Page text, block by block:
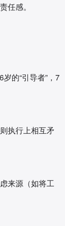
任感‌。
的“引导者”，7
执行上相互矛
来源（如将工